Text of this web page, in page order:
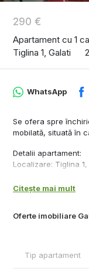
290 €
Apartament cu 1
Tiglina 1, Galati
Oferte imobiliare
WhatsApp
Se ofera spre
mobilată, situată în
Detalii apartament:
Localizare: Tiglina
Încălzire:
Se inchiriaza
Chirie lunară: 290
Garantie: 290 euro
Citește mai mult
Tip apartament